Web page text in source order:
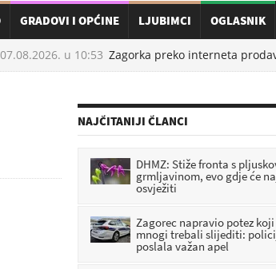
GRADOVI I OPĆINE LJUBIMCI OGLASNIK
u 10:53 Zagorka preko interneta
NAJČITANIJI ČLANCI
DHMZ: Stiže fronta s
grmljavinom, evo gdje će
osvježiti
Zagorec napravio potez
mnogi trebali slijediti:
poslala važan apel